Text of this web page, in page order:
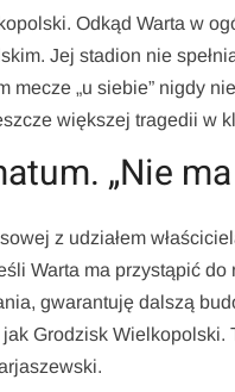
Odkąd Warta w
Jej stadion nie
„u siebie” nigdy
większej tragedii w
„Nie
z udziałem
Warta ma przystąpić
gwarantuję dalszą
Grodzisk Wielkopolski.